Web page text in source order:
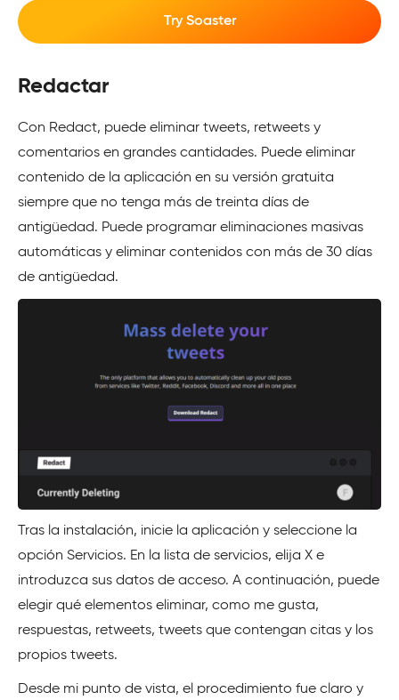
Try Soaster
Redactar
Con Redact, puede eliminar tweets, retweets y
comentarios en grandes cantidades. Puede eliminar
contenido de la aplicación en su versión gratuita
siempre que no tenga más de treinta días de
antigüedad. Puede programar eliminaciones masivas
automáticas y eliminar contenidos con más de 30 días
de antigüedad.
Tras la instalación, inicie la aplicación y seleccione la
opción Servicios. En la lista de servicios, elija X e
introduzca sus datos de acceso. A continuación, puede
elegir qué elementos eliminar, como me gusta,
respuestas, retweets, tweets que contengan citas y los
propios tweets.
Desde mi punto de vista, el procedimiento fue claro y